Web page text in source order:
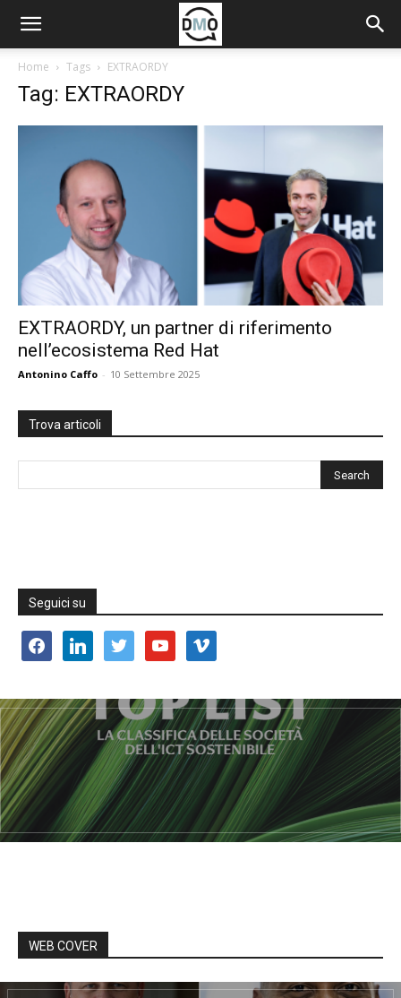
Home Tags EXTRAORDY
Tag: EXTRAORDY
EXTRAORDY, un partner di riferimento
nell’ecosistema Red Hat
Antonino Caffo - 10 Settembre 2025
Trova articoli
Seguici su
facebooklinkedin twitter youtube vimeo
WEB COVER